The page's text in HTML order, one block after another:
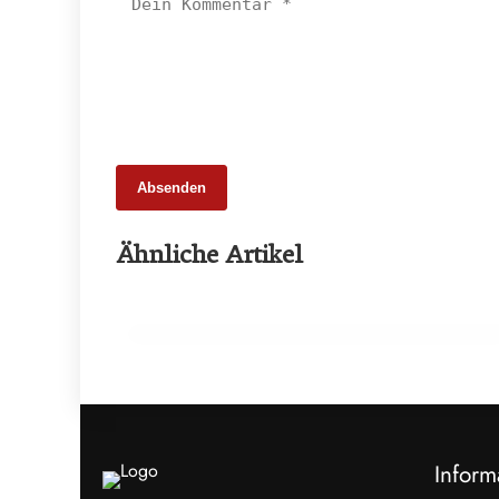
Absenden
Ähnliche Artikel
Metzgersprung begeistert 2.000